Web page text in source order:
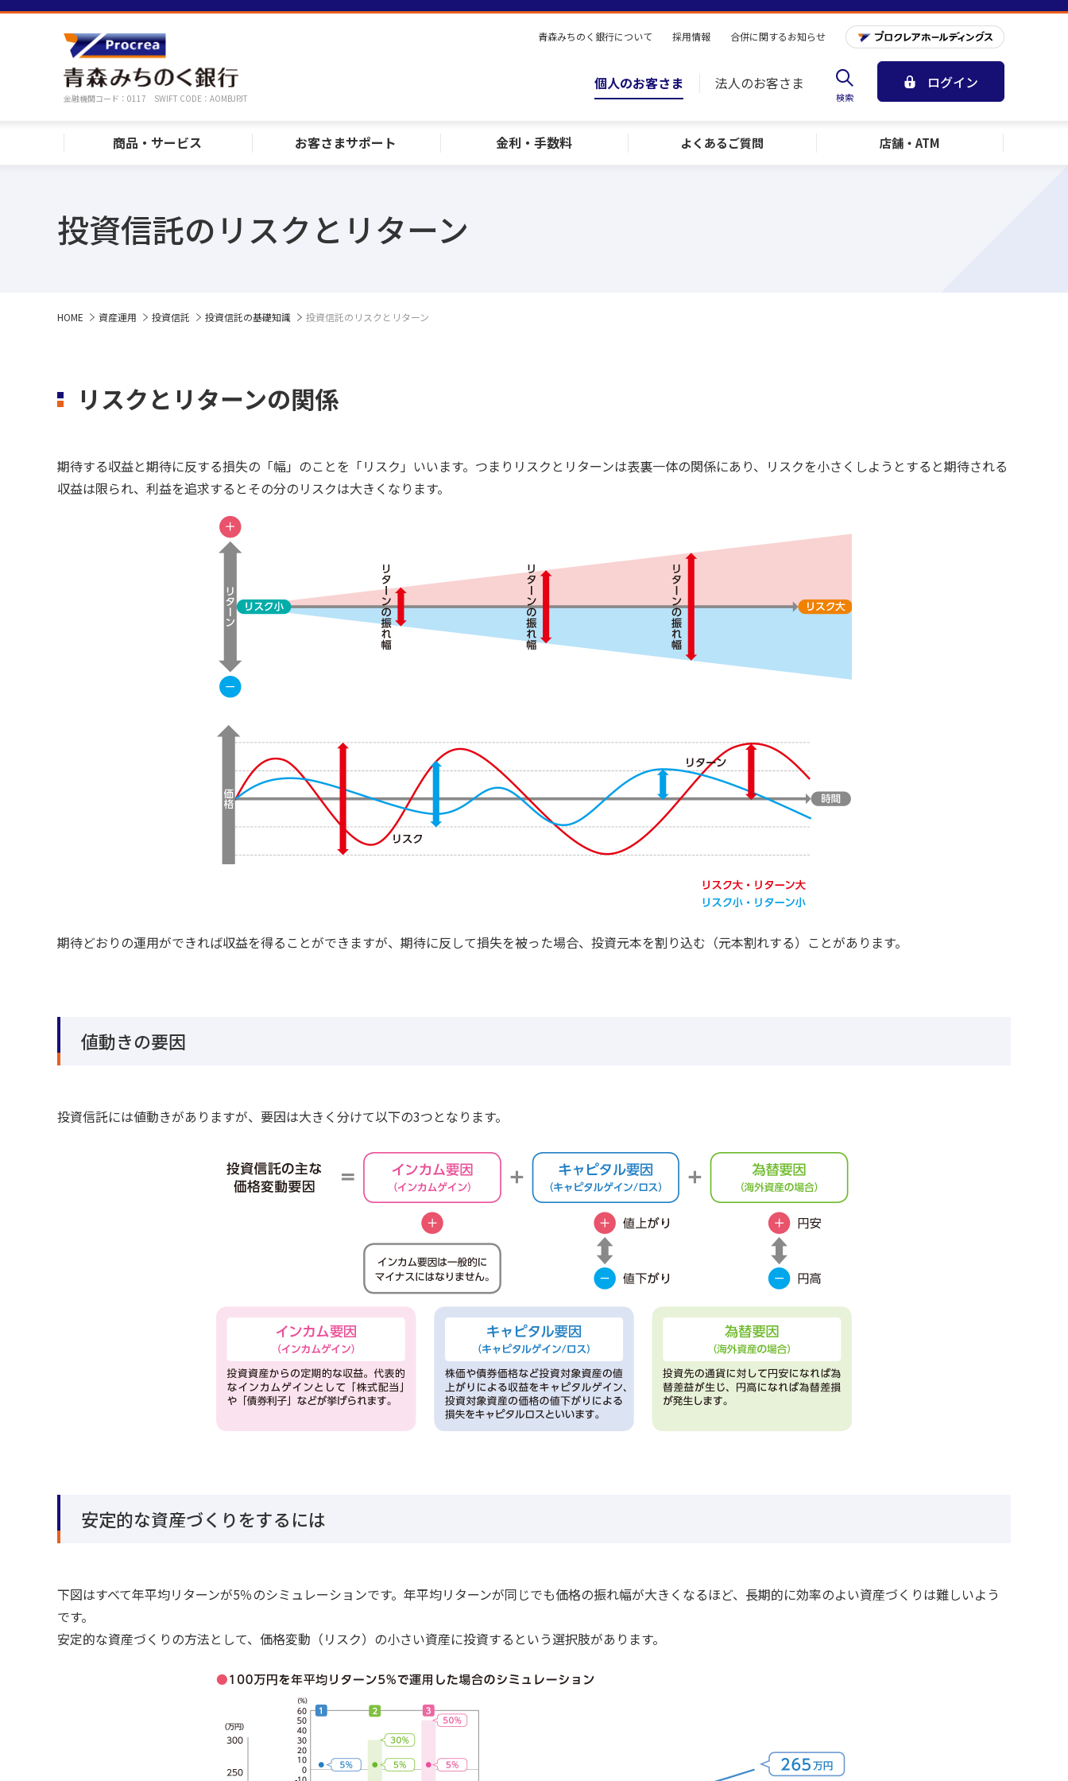
金融機関コード：0117 SWIFT CODE：AOMBJPJT
商品・サービス お客さまサポート 金利・手数料 よくあるご質問 店舗・ATM
青森みちのく銀行について 採用情報 合併に関するお知らせ
個人のお客さま 法人のお客さま
検索
ログイン
投資信託のリスクとリターン
HOME 資産運用 投資信託 投資信託の基礎知識 投資信託のリスクとリターン
リスクとリターンの関係
期待する収益と期待に反する損失の「幅」のことを「リスク」いいます。つまりリスクとリターンは表裏一体の関係にあり、リスクを小さくしようとすると期待される
収益は限られ、利益を追求するとその分のリスクは大きくなります。
期待どおりの運用ができれば収益を得ることができますが、期待に反して損失を被った場合、投資元本を割り込む（元本割れする）ことがあります。
値動きの要因
投資信託には値動きがありますが、要因は大きく分けて以下の3つとなります。
安定的な資産づくりをするには
下図はすべて年平均リターンが5％のシミュレーションです。年平均リターンが同じでも価格の振れ幅が大きくなるほど、長期的に効率のよい資産づくりは難しいよう
です。
安定的な資産づくりの方法として、価格変動（リスク）の小さい資産に投資するという選択肢があります。